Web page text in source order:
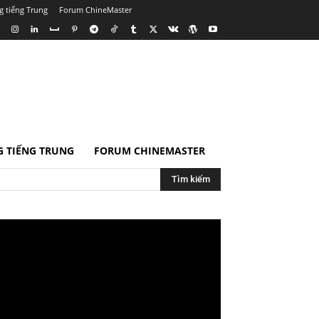
tiếng Trung Forum ChineMaster
TIẾNG TRUNG FORUM CHINEMASTER
Tìm kiếm